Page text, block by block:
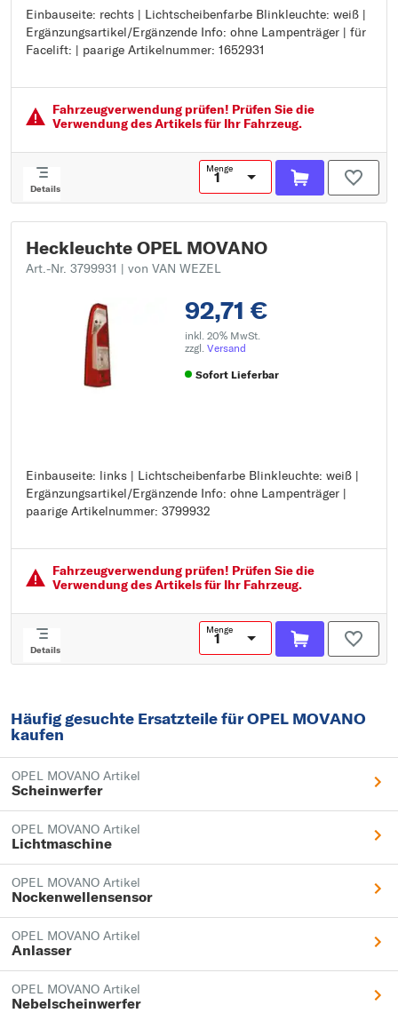
Einbauseite: rechts | Lichtscheibenfarbe Blinkleuchte: weiß |
Ergänzungsartikel/Ergänzende Info: ohne Lampenträger | für
Facelift: | paarige Artikelnummer: 1652931
Einbauseite: rechts
Lichtscheibenfarbe Blinkleuchte: weiß
Ergänzungsartikel/Ergänzende Info: ohne Lampenträger
paarige Artikelnummer: 1652931
Fahrzeugver­wendung prüfen! Prüfen Sie die
Verwendung des Artikels für Ihr Fahrzeug.
Details
Menge
Heckleuchte OPEL MOVANO
Art.-Nr. 3799931 | von VAN WEZEL
92,71 €
inkl. 20% MwSt.
zzgl. Versand
Sofort Lieferbar
Einbauseite: links | Lichtscheibenfarbe Blinkleuchte: weiß |
Ergänzungsartikel/Ergänzende Info: ohne Lampenträger |
paarige Artikelnummer: 3799932
Einbauseite: links
Lichtscheibenfarbe Blinkleuchte: weiß
Ergänzungsartikel/Ergänzende Info: ohne Lampenträger
Fahrzeugver­wendung prüfen! Prüfen Sie die
Verwendung des Artikels für Ihr Fahrzeug.
Details
Menge
Häufig gesuchte Ersatzteile für OPEL MOVANO
kaufen
OPEL MOVANO Artikel
Scheinwerfer
OPEL MOVANO Artikel
Lichtmaschine
OPEL MOVANO Artikel
Nockenwellensensor
OPEL MOVANO Artikel
Anlasser
OPEL MOVANO Artikel
Nebelscheinwerfer